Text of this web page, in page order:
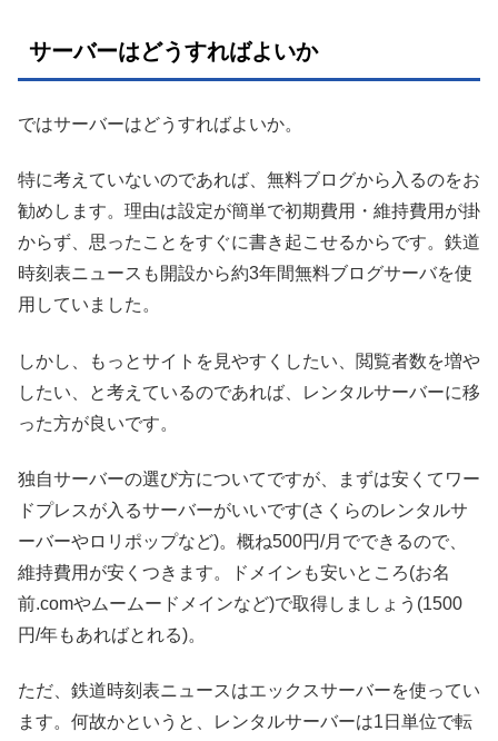
サーバーはどうすればよいか
ではサーバーはどうすればよいか。
特に考えていないのであれば、無料ブログから入るのをお
勧めします。理由は設定が簡単で初期費用・維持費用が掛
からず、思ったことをすぐに書き起こせるからです。鉄道
時刻表ニュースも開設から約3年間無料ブログサーバを使
用していました。
しかし、もっとサイトを見やすくしたい、閲覧者数を増や
したい、と考えているのであれば、レンタルサーバーに移
った方が良いです。
独自サーバーの選び方についてですが、まずは安くてワー
ドプレスが入るサーバーがいいです(さくらのレンタルサ
ーバーやロリポップなど)。概ね500円/月でできるので、
維持費用が安くつきます。ドメインも安いところ(お名
前.comやムームードメインなど)で取得しましょう(1500
円/年もあればとれる)。
ただ、鉄道時刻表ニュースはエックスサーバーを使ってい
ます。何故かというと、レンタルサーバーは1日単位で転